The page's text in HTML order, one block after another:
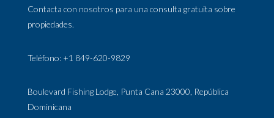
Contacta con nosotros para una consulta gratuita sobre
propiedades.
Teléfono: +1 849-620-9829
Boulevard Fishing Lodge, Punta Cana 23000, República
Dominicana